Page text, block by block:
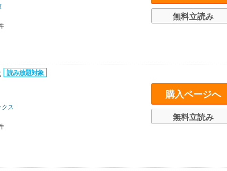
無料立読み
ス
購入ページへ
無料立読み